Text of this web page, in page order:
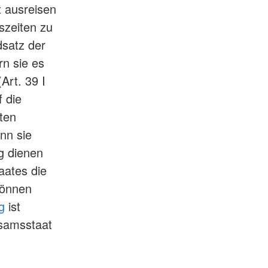
zu
der
sie es
39 I
die
sie
dienen
die
ist